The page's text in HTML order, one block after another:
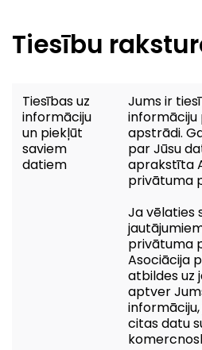
Tiesību
Tiesības uz
informāciju
un piekļūt
saviem
datiem
Jums ir
informāciju
apstrādi.
par Jūsu
aprakstīta
privātuma
Ja vēlaties
privātuma
Asociācija
atbildes uz
aptver
citas datu